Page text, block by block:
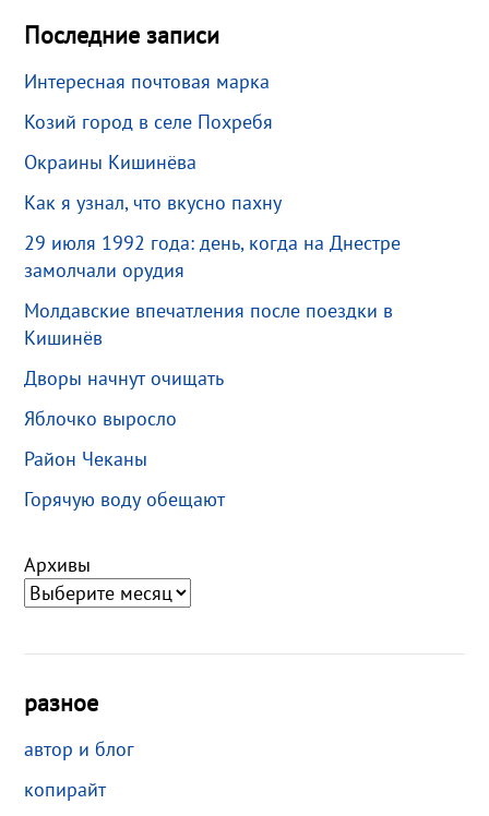
Последние записи
Интересная почтовая марка
Козий город в селе Похребя
Окраины Кишинёва
Как я узнал, что вкусно пахну
29 июля 1992 года: день, когда на Днестре
замолчали орудия
Молдавские впечатления после поездки в
Кишинёв
Дворы начнут очищать
Яблочко выросло
Район Чеканы
Горячую воду обещают
Архивы
разное
автор и блог
копирайт